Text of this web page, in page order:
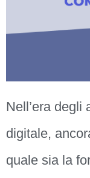
Nell’era degli
digitale,
quale sia la